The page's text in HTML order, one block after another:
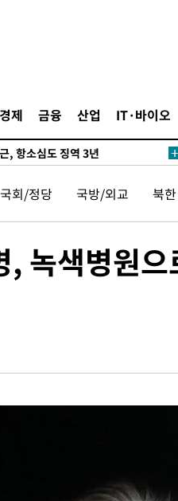
경제 금융 산업 IT·바이오
닥 0.06%↓
언' 진종오·서범수 징계 절차 개시
, 항소심도 징역 3년
, 4053명 발생 1850명 사망
원 대표 구속 송치
사업장 끼임 사망 관련 압수수색
' 중앙·서울·경기도 선관위 등 9곳
원
상승한 807.62개장
오른 6365.07 개장
도 '폭염중대경보'
과 대치로 남부 케슘섬에서 두차
국회/정당 국방/외교 북한
녹색병원